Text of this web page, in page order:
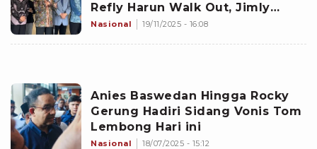
Refly Harun Walk Out, Jimly
Bongkar Alasannya
Nasional 19/11/2025 - 16:08
Anies Baswedan Hingga Rocky
Gerung Hadiri Sidang Vonis Tom
Lembong Hari ini
Nasional 18/07/2025 - 15:12